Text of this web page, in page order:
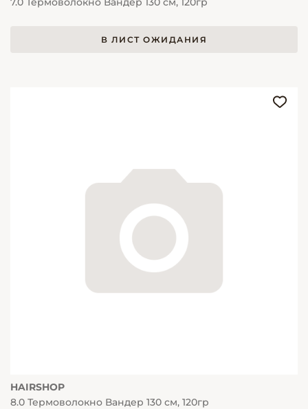
В ЛИСТ ОЖИДАНИЯ
HAIRSHOP
8.0 Термоволокно Вандер 130 см, 120гр